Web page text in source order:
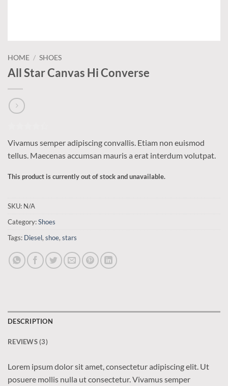
HOME / SHOES
All Star Canvas Hi Converse
Rated
4.33out
of 5
3
ratings
Vivamus semper adipiscing convallis. Etiam non euismod
tellus. Maecenas accumsan mauris a erat interdum volutpat.
This product is currently out of stock and unavailable.
Alternative:
SKU: N/A
Category:Shoes
Tags: Diesel, shoe, stars
DESCRIPTION
REVIEWS (3)
Lorem ipsum dolor sit amet, consectetur adipiscing elit. Ut
posuere mollis nulla ut consectetur. Vivamus semper